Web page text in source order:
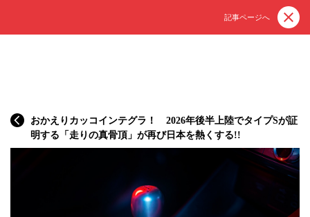
記事ページへ
おかえりカッコインテグラ！ 2026年後半上陸でタイプSが証
明する「走りの真骨頂」が再び日本を熱くする!!